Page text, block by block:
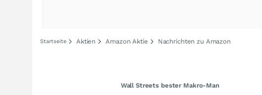
Startseite Aktien Amazon Aktie Nachrichten zu Amazon
Wall Streets bester Makro-Man